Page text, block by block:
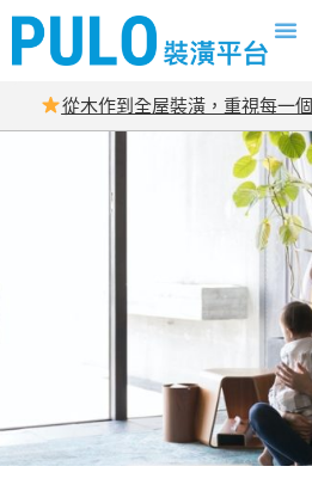
從木作到全屋裝潢，重視每一